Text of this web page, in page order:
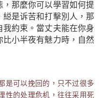
那麼你可以學習如何提
是诉苦和打擊別人，那
約束。當丈夫能在你身
小半夜有魅力時，自然
是可以挽回的，只不过很多
性的处理危机，往往采用死